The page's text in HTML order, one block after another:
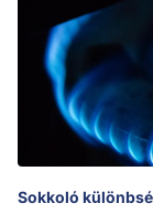
Sokkoló